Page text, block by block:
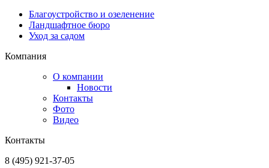
Благоустройство и озеленение
Ландшафтное бюро
Уход за садом
Компания
О компании
Новости
Контакты
Фото
Видео
Контакты
8 (495) 921-37-05